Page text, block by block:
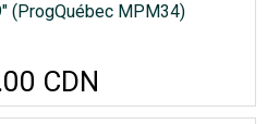
(ProgQuébec MPM34)
CDN